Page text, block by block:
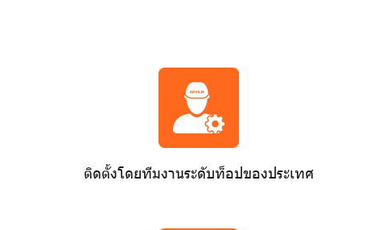
ติดตั้งโดยทีมงานระดับท็อปของประเทศ